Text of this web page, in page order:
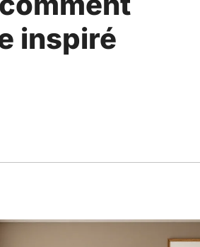
inspiré